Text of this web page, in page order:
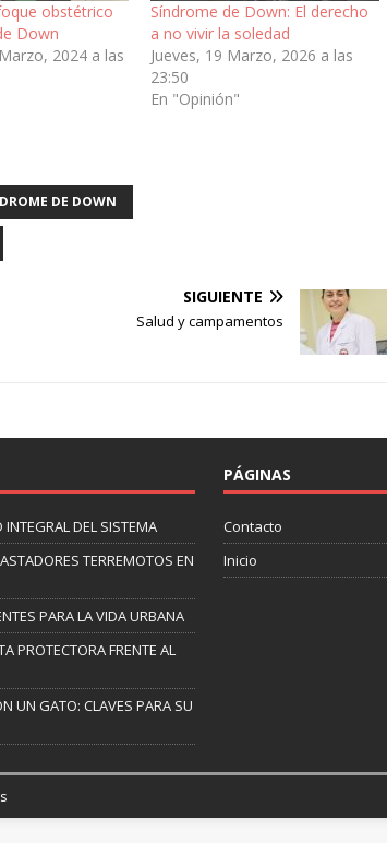
obstétrico
Down
2024 a las
Síndrome de Down: El derecho
a no vivir la soledad
Jueves, 19 Marzo, 2026 a las
23:50
En "Opinión"
DE DOWN
SIGUIENTE
Salud y campamentos
DEL SISTEMA
TERREMOTOS EN
PARA LA VIDA URBANA
PROTECTORA FRENTE AL
UN GATO: CLAVES PARA SU
PÁGINAS
Contacto
Inicio